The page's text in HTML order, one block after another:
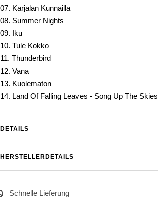
07. Karjalan Kunnailla
08. Summer Nights
09. Iku
10. Tule Kokko
11. Thunderbird
12. Vana
13. Kuolematon
14. Land Of Falling Leaves - Song Up The Skies
DETAILS
HERSTELLERDETAILS
Schnelle Lieferung